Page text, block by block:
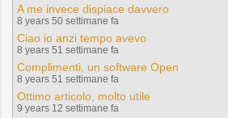
A me invece dispiace davvero
8 years 50 settimane fa
Ciao io anzi tempo avevo
8 years 51 settimane fa
Complimenti, un software Open
8 years 51 settimane fa
Ottimo articolo, molto utile
9 years 12 settimane fa